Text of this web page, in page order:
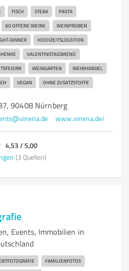
FISCH STEAK PASTA
60 OFFENE WEINE WEINPROBEN
DINNER HOCHZEITSLOCATION
VALENTINSTAGSMENÜ
WEINGARTEN WEINHANDEL
VEGAN OHNE ZUSATZSTOFFE
90408 Nürnberg
www.vineria.de/
4,53 / 5,00
(3 Quellen)
Events, Immobilien in
FAMILIENFOTOS